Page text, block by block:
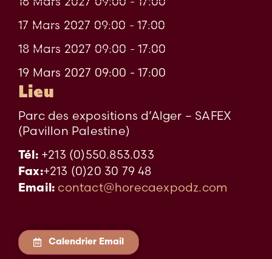
17 Mars 2027 09:00 - 17:00
18 Mars 2027 09:00 - 17:00
19 Mars 2027 09:00 - 17:00
Lieu
Parc des expositions d’Alger – SAFEX
(Pavillon Palestine)
Tél: +213 (0)550.853.033
Fax:+213 (0)20 30 79 48
Email: contact@horecaexpodz.com
Calendrier Email